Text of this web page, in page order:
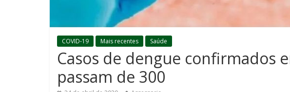
COVID-19 Mais recentes Saúde
Casos de dengue confirmados
passam de 300